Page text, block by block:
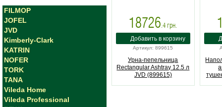
FILMOP
JOFEL
JVD
Kimberly-Clark
KATRIN
NOFER
TORK
TANA
Vileda Home
Vileda Professional
18726 .4грн.
Артикул: 899615
Урна-пепельницa
Rectangular Ashtray 12.5 л
JVD (899615)